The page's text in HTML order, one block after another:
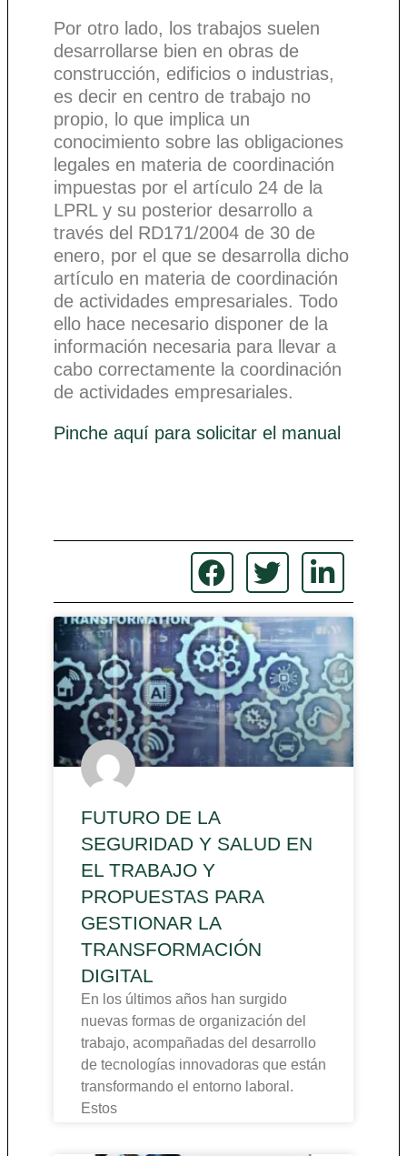
Por otro lado, los trabajos suelen
desarrollarse bien en obras de
construcción, edificios o industrias,
es decir en centro de trabajo no
propio, lo que implica un
conocimiento sobre las obligaciones
legales en materia de coordinación
impuestas por el artículo 24 de la
LPRL y su posterior desarrollo a
través del RD171/2004 de 30 de
enero, por el que se desarrolla dicho
artículo en materia de coordinación
de actividades empresariales. Todo
ello hace necesario disponer de la
información necesaria para llevar a
cabo correctamente la coordinación
de actividades empresariales.
Pinche aquí para solicitar el manual
FUTURO DE LA
SEGURIDAD Y SALUD EN
EL TRABAJO Y
PROPUESTAS PARA
GESTIONAR LA
TRANSFORMACIÓN
DIGITAL
En los últimos años han surgido
nuevas formas de organización del
trabajo, acompañadas del desarrollo
de tecnologías innovadoras que están
transformando el entorno laboral.
Estos